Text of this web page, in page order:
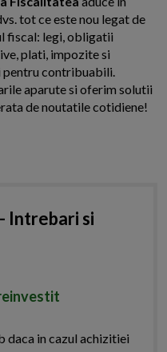
tot ce este nou legat de
fiscal: legi, obligatii
plati, impozite si
contribuabili.
aparute si oferim solutii
de noutatile cotidiene!
Intrebari si
daca in cazul achizitiei